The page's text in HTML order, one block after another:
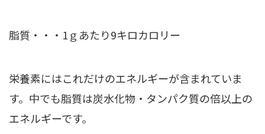
脂質・・・1ｇあたり9キロカロリー
栄養素にはこれだけのエネルギーが含まれていま
す。中でも脂質は炭水化物・タンパク質の倍以上の
エネルギーです。